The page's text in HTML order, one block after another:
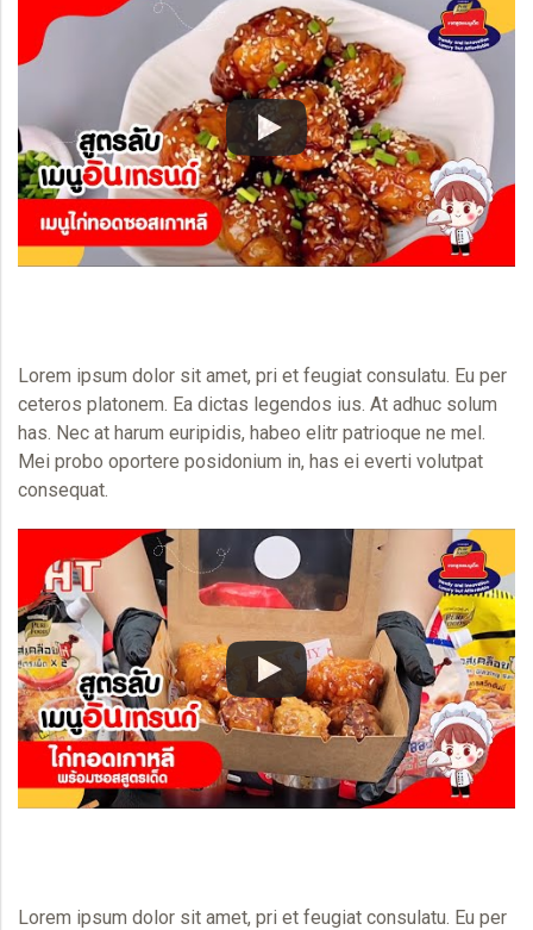
Lorem ipsum dolor sit amet, pri et feugiat consulatu. Eu per
ceteros platonem. Ea dictas legendos ius. At adhuc solum
has. Nec at harum euripidis, habeo elitr patrioque ne mel.
Mei probo oportere posidonium in, has ei everti volutpat
consequat.
Lorem ipsum dolor sit amet, pri et feugiat consulatu. Eu per